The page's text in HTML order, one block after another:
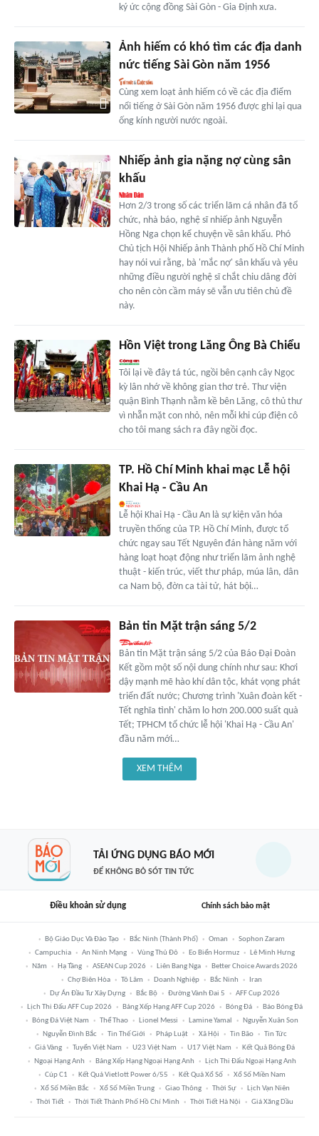
ký ức cộng đồng Sài Gòn - Gia Định xưa.
Ảnh hiếm có khó tìm các địa danh
nức tiếng Sài Gòn năm 1956
Cùng xem loạt ảnh hiếm có về các địa điểm
nổi tiếng ở Sài Gòn năm 1956 được ghi lại qua
ống kính người nước ngoài.
Nhiếp ảnh gia nặng nợ cùng sân
khấu
Hơn 2/3 trong số các triển lãm cá nhân đã tổ
chức, nhà báo, nghệ sĩ nhiếp ảnh Nguyễn
Hồng Nga chọn kể chuyện về sân khấu. Phó
Chủ tịch Hội Nhiếp ảnh Thành phố Hồ Chí Minh
hay nói vui rằng, bà 'mắc nợ' sân khấu và yêu
những điều người nghệ sĩ chắt chiu dâng đời
cho nên còn cầm máy sẽ vẫn ưu tiên chủ đề
này.
Hồn Việt trong Lăng Ông Bà Chiểu
Tôi lại về đây tá túc, ngồi bên cạnh cây Ngọc
kỳ lân nhớ về không gian thơ trẻ. Thư viện
quận Bình Thạnh nằm kề bên Lăng, cô thủ thư
vì nhẵn mặt con nhỏ, nên mỗi khi cúp điện cô
cho tôi mang sách ra đây ngồi đọc.
TP. Hồ Chí Minh khai mạc Lễ hội
Khai Hạ - Cầu An
Lễ hội Khai Hạ - Cầu An là sự kiện văn hóa
truyền thống của TP. Hồ Chí Minh, được tổ
chức ngay sau Tết Nguyên đán hàng năm với
hàng loạt hoạt động như triển lãm ảnh nghệ
thuật - kiến trúc, viết thư pháp, múa lân, dân
ca Nam bộ, đờn ca tài tử, hát bội…
Bản tin Mặt trận sáng 5/2
Bản tin Mặt trận sáng 5/2 của Báo Đại Đoàn
Kết gồm một số nội dung chính như sau: Khơi
dậy mạnh mẽ hào khí dân tộc, khát vọng phát
triển đất nước; Chương trình 'Xuân đoàn kết -
Tết nghĩa tình' chăm lo hơn 200.000 suất quà
Tết; TPHCM tổ chức lễ hội 'Khai Hạ - Cầu An'
đầu năm mới…
XEM THÊM
TẢI ỨNG DỤNG BÁO MỚI
ĐỂ KHÔNG BỎ SÓT TIN TỨC
Điều khoản sử dụng Chính sách bảo mật
Bộ Giáo Dục Và Đào Tạo Bắc Ninh (thành Phố) Oman
Sophon Zaram
Campuchia
An Ninh Mạng Vùng Thủ Đô Eo Biển Hormuz
Lê Minh Hưng
Năm
Hạ Tầng ASEAN Cup 2026 Liên Bang Nga
Better Choice Awards 2026
Chợ Biên Hòa
Tô Lâm Doanh Nghiệp Bắc Ninh
Iran
Dự Án Đầu Tư Xây Dựng
Bắc Bộ Đường Vành Đai 5
AFF Cup 2026
Lịch Thi Đấu AFF Cup 2026
Bảng Xếp Hạng AFF Cup 2026 Bóng Đá
Báo Bóng Đá
Bóng Đá Việt Nam
Thể Thao Lionel Messi Lamine Yamal
Nguyễn Xuân Son
Nguyễn Đình Bắc
Tin Thế Giới Pháp Luật Xã Hội Tin Bão
Tin Tức
Giá Vàng
Tuyển Việt Nam U23 Việt Nam U17 Việt Nam
Kết Quả Bóng Đá
Ngoại Hạng Anh
Bảng Xếp Hạng Ngoại Hạng Anh
Lịch Thi Đấu Ngoại Hạng Anh
Cúp C1
Kết Quả Vietlott Power 6/55 Kết Quả Xổ Số
Xổ Số Miền Nam
Xổ Số Miền Bắc
Xổ Số Miền Trung Giao Thông Thời Sự
Lịch Vạn Niên
Thời Tiết
Thời Tiết Thành Phố Hồ Chí Minh Thời Tiết Hà Nội Giá Xăng Dầu